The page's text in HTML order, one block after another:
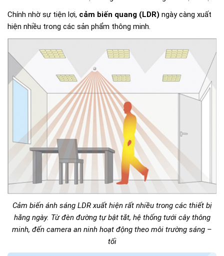
Chính nhờ sự tiện lợi, cảm biến quang (LDR) ngày càng xuất
hiện nhiều trong các sản phẩm thông minh.
Cảm biến ánh sáng LDR xuất hiện rất nhiều trong các thiết bị
hằng ngày. Từ đèn đường tự bật tắt, hệ thống tưới cây thông
minh, đến camera an ninh hoạt động theo môi trường sáng –
tối